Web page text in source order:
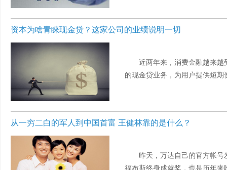
资本为啥青睐现金贷？这家公司的业绩说明一切
近两年来，消费金融越来
的现金贷业务，为用户提供短期
从一穷二白的军人到中国首富 王健林靠的是什么？
昨天，万达自己的官方帐
福布斯终身成就奖，也是历年来